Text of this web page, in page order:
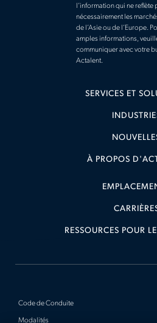
l’information qui ne reflète
nécessairement les
de l’Asie ou de l’Europe.
amples informations,
communiquer avec votre
Actalent.
SERVICES ET
À PROPOS
RESSOURCES POUR
Code de Conduite
Modalités